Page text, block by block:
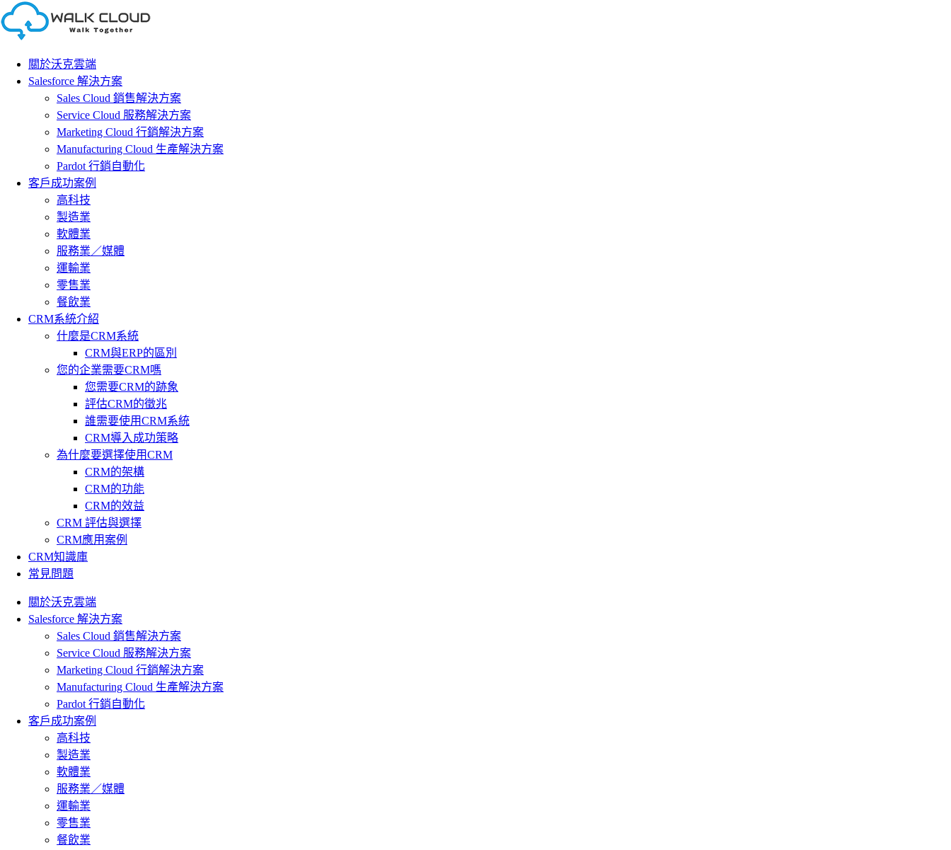
Skip
to
content
關於沃克雲端
Salesforce 解決方案
Sales Cloud 銷售解決方案
Service Cloud 服務解決方案
Marketing Cloud 行銷解決方案
Manufacturing Cloud 生產解決方案
Pardot 行銷自動化
客戶成功案例
高科技
製造業
軟體業
服務業／媒體
運輸業
零售業
餐飲業
CRM系統介紹
什麼是CRM系統
CRM與ERP的區別
您的企業需要CRM嗎
您需要CRM的跡象
評估CRM的徵兆
誰需要使用CRM系統
CRM導入成功策略
為什麼要選擇使用CRM
CRM的架構
CRM的功能
CRM的效益
CRM 評估與選擇
CRM應用案例
CRM知識庫
常見問題
關於沃克雲端
Salesforce 解決方案
Sales Cloud 銷售解決方案
Service Cloud 服務解決方案
Marketing Cloud 行銷解決方案
Manufacturing Cloud 生產解決方案
Pardot 行銷自動化
客戶成功案例
高科技
製造業
軟體業
服務業／媒體
運輸業
零售業
餐飲業